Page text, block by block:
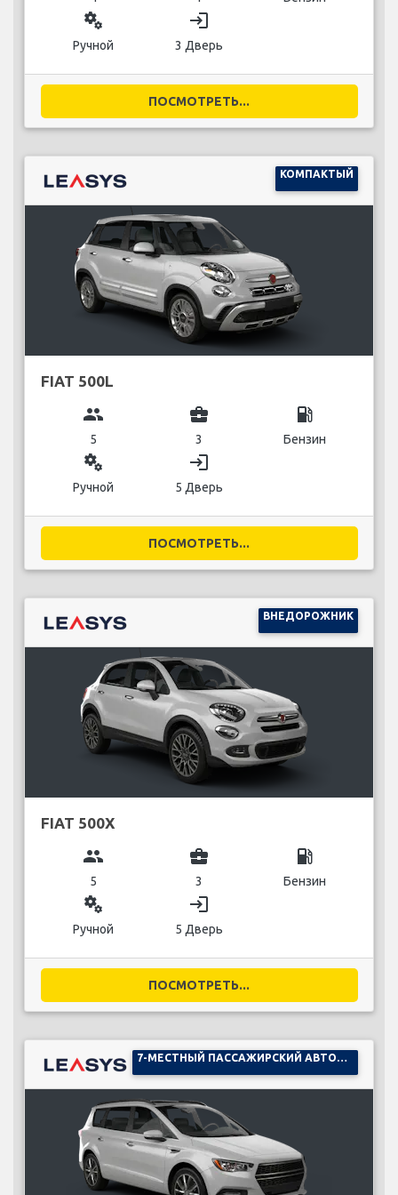
miscellaneous_services
Ручной
login
3 Дверь
ПОСМОТРЕТЬ...
КОМПАКТЫЙ
FIAT 500L
group
5
business_center
3
local_gas_station
Бензин
miscellaneous_services
Ручной
login
5 Дверь
ПОСМОТРЕТЬ...
ВНЕДОРОЖНИК
FIAT 500X
group
5
business_center
3
local_gas_station
Бензин
miscellaneous_services
Ручной
login
5 Дверь
ПОСМОТРЕТЬ...